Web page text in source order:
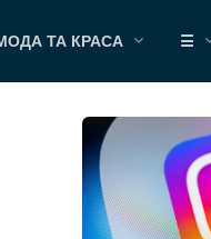
ТА КРАСА ☰